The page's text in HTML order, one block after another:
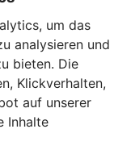
um das
analysieren und
bieten. Die
Klickverhalten,
auf unserer
Inhalte